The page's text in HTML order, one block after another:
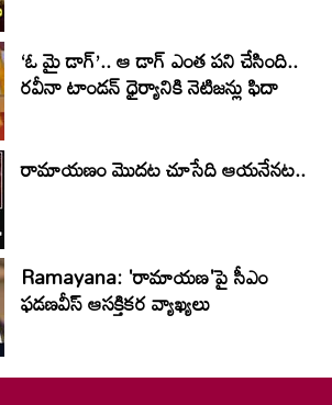
‘ఓ మై డాగ్’.. ఆ డాగ్ ఎంత పని చేసింది..
రవీనా టాండన్ ధైర్యానికి నెటిజన్లు ఫిదా
రామాయణం మొదట చూసేది ఆయనేనట..
Ramayana: 'రామాయణ'పై సీఎం
ఫడణవీస్ ఆసక్తికర వ్యాఖ్యలు